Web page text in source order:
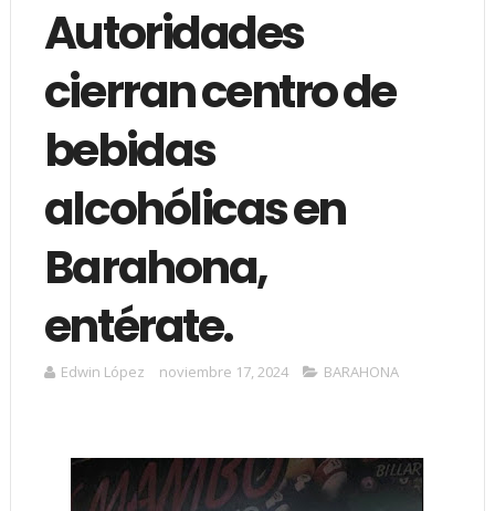
Autoridades
cierran centro de
bebidas
alcohólicas en
Barahona,
entérate.
Edwin López noviembre 17, 2024 BARAHONA